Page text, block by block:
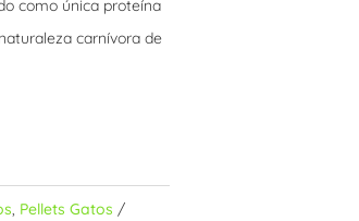
como única proteína
carnívora de
, Pellets Gatos